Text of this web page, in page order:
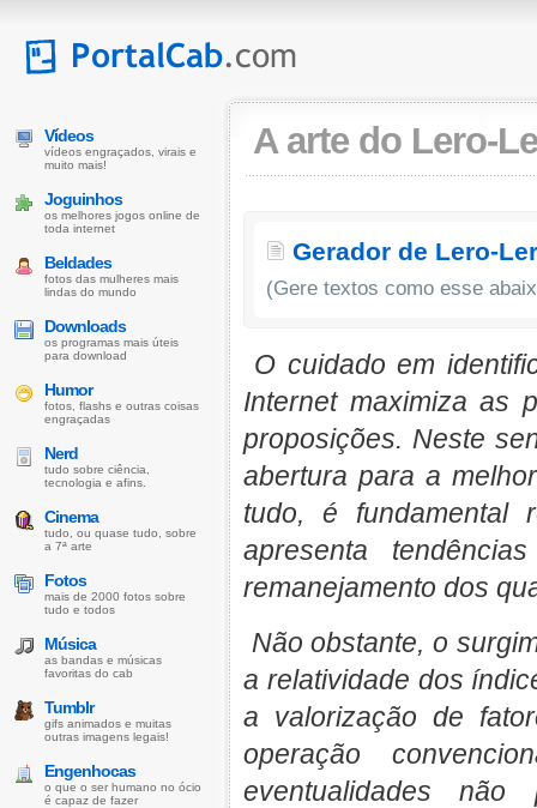
A arte do Lero-
Gerador de Lero-
(Gere textos como esse
O cuidado em
Internet maximiza as
proposições. Neste
abertura para a
tudo, é fundamental
apresenta
remanejamento dos
Não obstante, o
a relatividade dos
a valorização de
operação
eventualidades
Vídeos
vídeos engraçados, virais e
muito mais!
Joguinhos
os melhores jogos online de
toda internet
Beldades
fotos das mulheres mais
lindas do mundo
Downloads
os programas mais úteis
para download
Humor
fotos, flashs e outras coisas
engraçadas
Nerd
tudo sobre ciência,
tecnologia e afins.
Cinema
tudo, ou quase tudo, sobre
a 7ª arte
Fotos
mais de 2000 fotos sobre
tudo e todos
Música
as bandas e músicas
favoritas do cab
Tumblr
gifs animados e muitas
outras imagens legais!
Engenhocas
o que o ser humano no ócio
é capaz de fazer